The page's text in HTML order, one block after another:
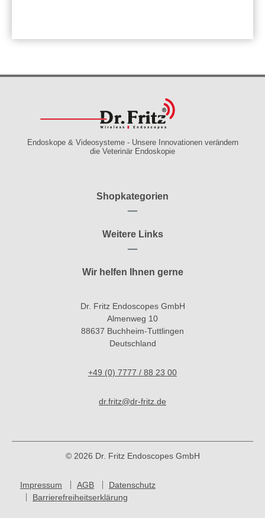
Endoskope & Videosysteme - Unsere Innovationen verändern
die Veterinär Endoskopie
Shopkategorien
Weitere Links
Wir helfen Ihnen gerne
Dr. Fritz Endoscopes GmbH
Almenweg 10
88637 Buchheim-Tuttlingen
Deutschland
+49 (0) 7777 / 88 23 00
dr.fritz@dr-fritz.de
© 2026 Dr. Fritz Endoscopes GmbH
Impressum AGB
Datenschutz
Barrierefreiheitserklärung